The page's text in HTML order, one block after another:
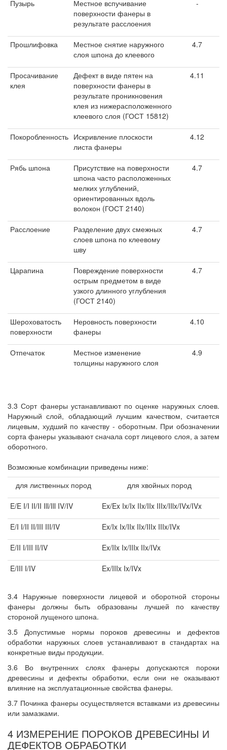
Пузырь
Местное вспучивание
поверхности фанеры в
результате расслоения
-
Прошлифовка
Местное снятие наружного
слоя шпона до клеевого
4.7
Просачивание
клея
Дефект в виде пятен на
поверхности фанеры в
результате проникновения
клея из нижерасположенного
клеевого слоя (ГОСТ 15812)
4.11
Покоробленность Искривление плоскости
листа фанеры
4.12
Рябь шпона
Присутствие на поверхности
шпона часто расположенных
мелких углублений,
ориентированных вдоль
волокон (ГОСТ 2140)
4.7
Расслоение
Разделение двух смежных
слоев шпона по клеевому
шву
4.7
Царапина
Повреждение поверхности
острым предметом в виде
узкого длинного углубления
(ГОСТ 2140)
4.7
Шероховатость
поверхности
Неровность поверхности
фанеры
4.10
Отпечаток
Местное изменение
толщины наружного слоя
4.9
3.3 Сорт фанеры устанавливают по оценке наружных слоев.
Наружный слой, обладающий лучшим качеством, считается
лицевым, худший по качеству - оборотным. При обозначении
сорта фанеры указывают сначала сорт лицевого слоя, а затем
оборотного.
Возможные комбинации приведены ниже:
для лиственных пород
для хвойных пород
E/E I/I II/II Ill/Ill IV/IV Ex/Ex Ix/Ix IIx/IIx IIIx/IIlx/IVx/IVx
E/I I/II II/III III/IV Ex/Ix Ix/IIx IIx/IIIx IIIx/IVx
E/II I/III II/IV Ex/IIx Ix/IIIx IIx/IVx
E/III I/IV Ex/IIIx Ix/IVx
3.4 Наружные поверхности лицевой и оборотной стороны
фанеры должны быть образованы лучшей по качеству
стороной лущеного шпона.
3.5 Допустимые нормы пороков древесины и дефектов
обработки наружных слоев устанавливают в стандартах на
конкретные виды продукции.
3.6 Во внутренних слоях фанеры допускаются пороки
древесины и дефекты обработки, если они не оказывают
влияние на эксплуатационные свойства фанеры.
3.7 Починка фанеры осуществляется вставками из древесины
или замазками.
4 ИЗМЕРЕНИЕ ПОРОКОВ ДРЕВЕСИНЫ И
ДЕФЕКТОВ ОБРАБОТКИ